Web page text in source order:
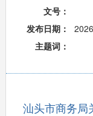
文号：
发布日期：
主题词：
汕头市商务局